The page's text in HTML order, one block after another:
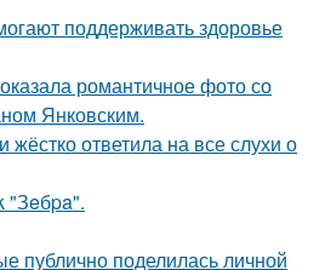
поддерживать здоровье
романтичное фото со
Янковским.
ответила на все слухи о
"Зeбpa".
публично поделилась личной